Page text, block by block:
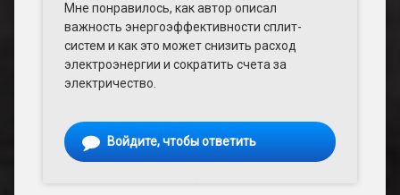
Мне понравилось, как автор описал
важность энергоэффективности сплит-
систем и как это может снизить расход
электроэнергии и сократить счета за
электричество.
Войдите, чтобы ответить